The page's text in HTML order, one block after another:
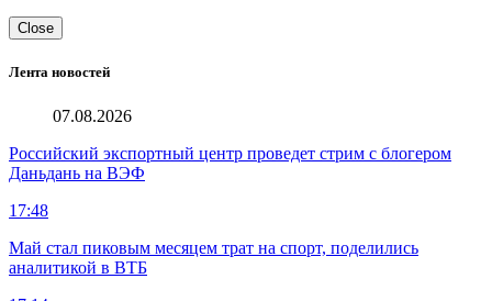
Close
Лента новостей
07.08.2026
Российский экспортный центр проведет стрим с блогером
Даньдань на ВЭФ
17:48
Май стал пиковым месяцем трат на спорт, поделились
аналитикой в ВТБ